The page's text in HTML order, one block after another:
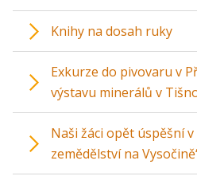
Knihy na dosah ruky
Exkurze do pivovaru v
výstavu minerálů v
Naši žáci opět úspěšní
zemědělství na